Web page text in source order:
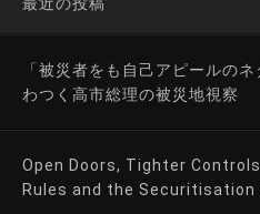
「被災者をも自己アピールの
わつく高市総理の被災地視察
Open Doors, Tighter
Rules and the